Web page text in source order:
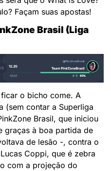
Façam suas apostas!
Brasil (Liga
o bicho come. A
(sem contar a Superliga
Brasil, que iniciou
graças à boa partida de
de lesão -, contra o
Coppi, que é zebra
com a projeção do